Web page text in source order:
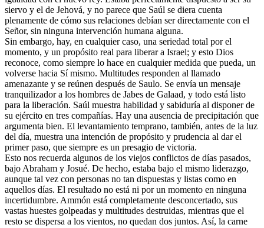
siervo y el de Jehová, y no parece que Saúl se diera cuenta
plenamente de cómo sus relaciones debían ser directamente con el
Señor, sin ninguna intervención humana alguna.
Sin embargo, hay, en cualquier caso, una seriedad total por el
momento, y un propósito real para liberar a Israel; y esto Dios
reconoce, como siempre lo hace en cualquier medida que pueda, un
volverse hacia Sí mismo. Multitudes responden al llamado
amenazante y se reúnen después de Saulo. Se envía un mensaje
tranquilizador a los hombres de Jabes de Galaad, y todo está listo
para la liberación. Saúl muestra habilidad y sabiduría al disponer de
su ejército en tres compañías. Hay una ausencia de precipitación que
argumenta bien. El levantamiento temprano, también, antes de la luz
del día, muestra una intención de propósito y prudencia al dar el
primer paso, que siempre es un presagio de victoria.
Esto nos recuerda algunos de los viejos conflictos de días pasados,
bajo Abraham y Josué. De hecho, estaba bajo el mismo liderazgo,
aunque tal vez con personas no tan dispuestas y listas como en
aquellos días. El resultado no está ni por un momento en ninguna
incertidumbre. Ammón está completamente desconcertado, sus
vastas huestes golpeadas y multitudes destruidas, mientras que el
resto se dispersa a los vientos, no quedan dos juntos. Así, la carne